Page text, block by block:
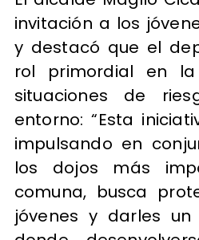
invitación a los
y destacó que el
rol primordial en
situaciones de
entorno: “Esta
impulsando en
los dojos más
comuna, busca
jóvenes y darles un